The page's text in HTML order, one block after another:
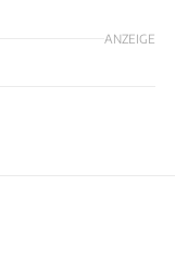
ANZEIGE